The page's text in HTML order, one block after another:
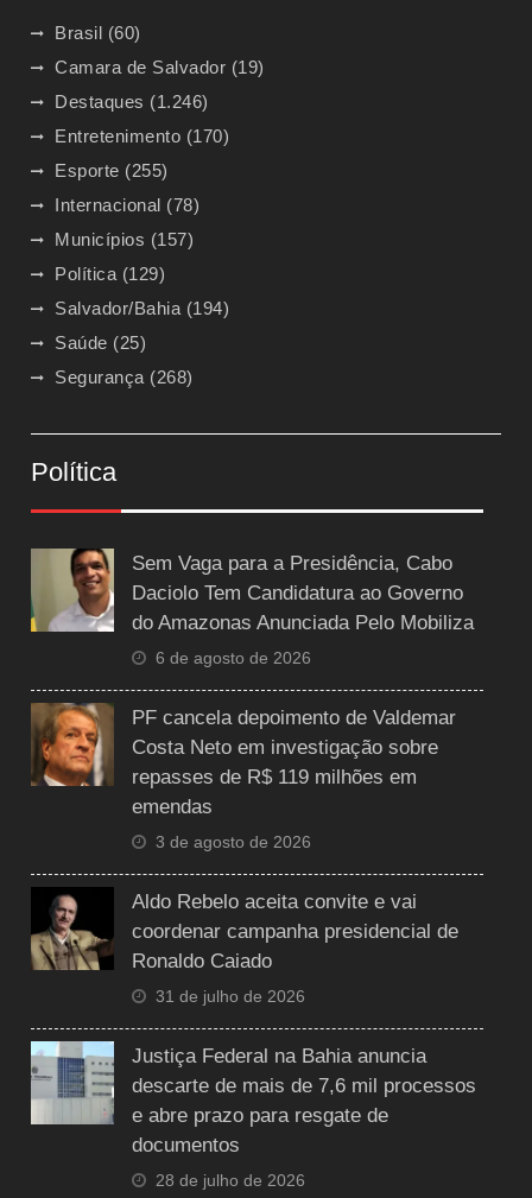
Brasil (60)
Camara de Salvador (19)
Destaques (1.246)
Entretenimento (170)
Esporte (255)
Internacional (78)
Municípios (157)
Política (129)
Salvador/Bahia (194)
Saúde (25)
Segurança (268)
Política
Sem Vaga para a Presidência, Cabo
Daciolo Tem Candidatura ao Governo
do Amazonas Anunciada Pelo Mobiliza
6 de agosto de 2026
PF cancela depoimento de Valdemar
Costa Neto em investigação sobre
repasses de R$ 119 milhões em
emendas
3 de agosto de 2026
Aldo Rebelo aceita convite e vai
coordenar campanha presidencial de
Ronaldo Caiado
31 de julho de 2026
Justiça Federal na Bahia anuncia
descarte de mais de 7,6 mil processos
e abre prazo para resgate de
documentos
28 de julho de 2026